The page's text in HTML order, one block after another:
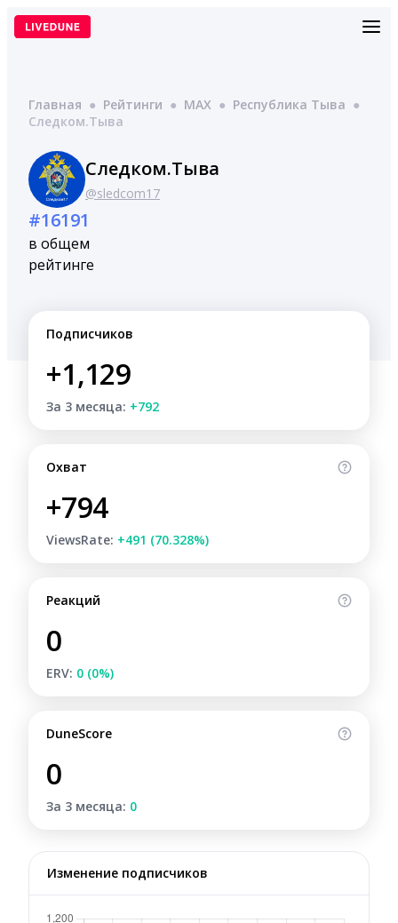
Перейти
Главная ● Рейтинги ● MAX ● Республика Тыва ●
Следком.Тыва
Следком.Тыва
@sledcom17
#16191
в общем
рейтинге
Подписчиков
+1,129
За 3 месяца: +792
Охват
+794
ViewsRate: +491 (70.328%)
Реакций
0
ERV: 0 (0%)
DuneScore
0
За 3 месяца: 0
Изменение подписчиков